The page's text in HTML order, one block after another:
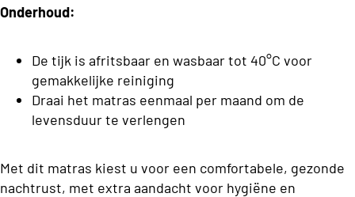
e
y
C
o
e
e
n
uw
be
p
ri
g
s
Onderhoud:
De tijk is afritsbaar en wasbaar tot 40°C voor
gemakkelijke reiniging
Draai het matras eenmaal per maand om de
levensduur te verlengen
Met dit matras kiest u voor een comfortabele, gezonde
nachtrust, met extra aandacht voor hygiëne en